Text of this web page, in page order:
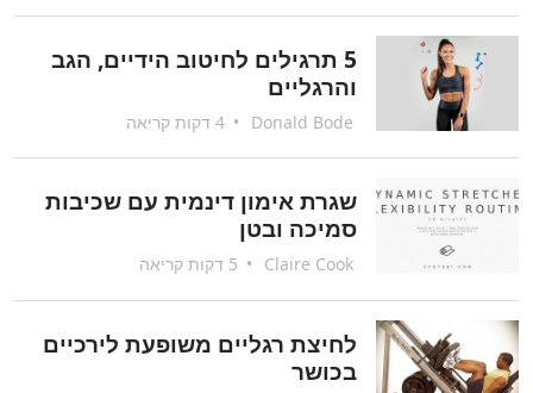
5 תרגילים לחיטוב הידיים, הגב
והרגליים
Donald Bode
•
שגרת אימון דינמית עם שכיבות
סמיכה ובטן
Claire Cook
•
לחיצת רגליים משופעת לירכיים
בכושר